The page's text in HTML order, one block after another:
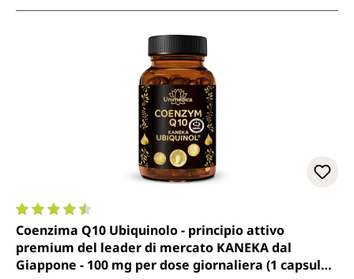
Valutazione media di 4.6 su 5 stelle
Coenzima Q10 Ubiquinolo - principio attivo
premium del leader di mercato KANEKA dal
Giappone - 100 mg per dose giornaliera (1 capsula)